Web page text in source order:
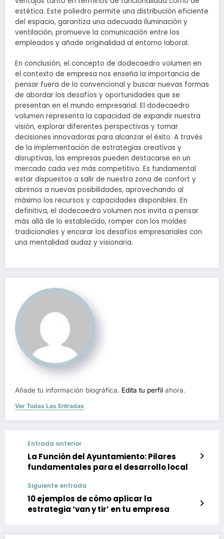
estética. Este poliedro permite una distribución eficiente
del espacio, garantiza una adecuada iluminación y
ventilación, promueve la comunicación entre los
empleados y añade originalidad al entorno laboral.
En conclusión, el concepto de dodecaedro volumen en
el contexto de empresa nos enseña la importancia de
pensar fuera de lo convencional y buscar nuevas formas
de abordar los desafíos y oportunidades que se
presentan en el mundo empresarial. El dodecaedro
volumen representa la capacidad de expandir nuestra
visión, explorar diferentes perspectivas y tomar
decisiones innovadoras para alcanzar el éxito. A través
de la implementación de estrategias creativas y
disruptivas, las empresas pueden destacarse en un
mercado cada vez más competitivo. Es fundamental
estar dispuestos a salir de nuestra zona de confort y
abrirnos a nuevas posibilidades, aprovechando al
máximo los recursos y capacidades disponibles. En
definitiva, el dodecaedro volumen nos invita a pensar
más allá de lo establecido, romper con los moldes
tradicionales y encarar los desafíos empresariales con
una mentalidad audaz y visionaria.
Añade tu información biográfica. Edita tu perfil ahora.
Ver Todas Las Entradas
Entrada anterior
La Función del Ayuntamiento: Pilares
fundamentales para el desarrollo local
Siguiente entrada
10 ejemplos de cómo aplicar la
estrategia ‘van y tir’ en tu empresa